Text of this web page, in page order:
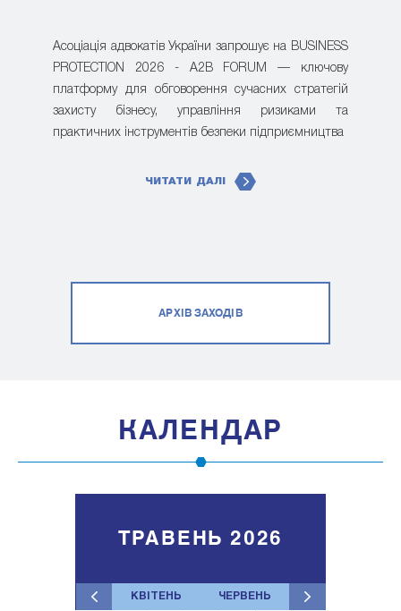
Асоціація адвокатів України запрошує на BUSINESS
PROTECTION 2026 - A2B FORUM — ключову
платформу для обговорення сучасних стратегій
захисту бізнесу, управління ризиками та
практичних інструментів безпеки підприємництва
ЧИТАТИ ДАЛІ
АРХІВ ЗАХОДІВ
КАЛЕНДАР
КВІТЕНЬ ЧЕРВЕНЬ
ТРАВЕНЬ 2026